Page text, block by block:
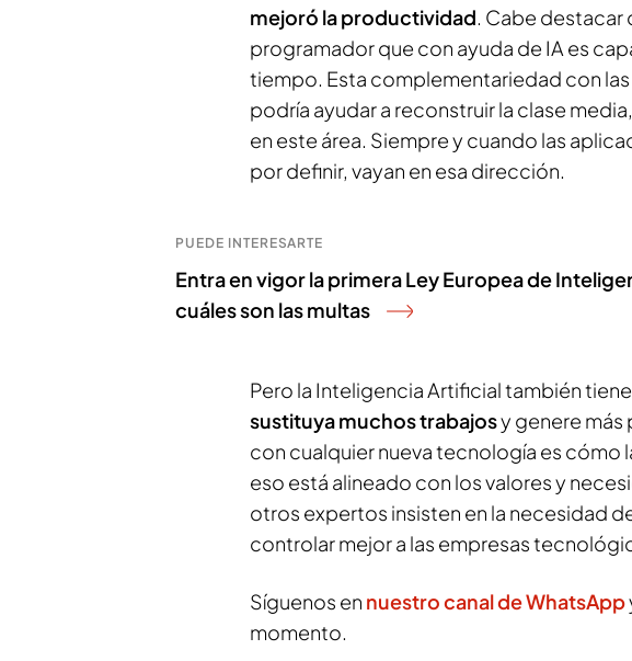
mejoró la productividad. Cabe destacar
programador que con ayuda de IA es
tiempo. Esta complementariedad con
podría ayudar a reconstruir la clase
en este área. Siempre y cuando las
por definir, vayan en esa dirección.
PUEDE INTERESARTE
Entra en vigor la primera Ley Europea de
cuáles son las multas
Pero la Inteligencia Artificial también
sustituya muchos trabajosy genere más
con cualquier nueva tecnología es cómo
eso está alineado con los valores y
otros expertos insisten en la necesidad
controlar mejor a las empresas
Síguenos en nuestro canal de WhatsApp
momento.